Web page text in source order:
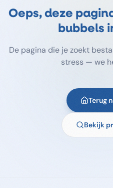
Oeps, deze
bubbels
De pagina die je zoekt
stress — we
Terug
Bekijk